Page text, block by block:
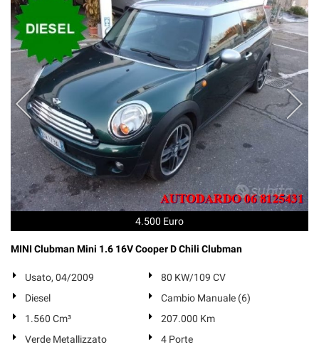
4.500 Euro
MINI Clubman Mini 1.6 16V Cooper D Chili Clubman
Usato, 04/2009
80 KW/109 CV
Diesel
Cambio Manuale (6)
1.560 Cm³
207.000 Km
Verde Metallizzato
4 Porte